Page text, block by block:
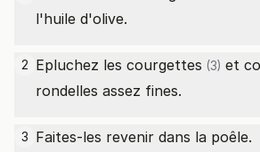
l'huile d'olive.
2 Epluchez les courgettes (3) et
rondelles assez fines.
3 Faites-les revenir dans la poêle.